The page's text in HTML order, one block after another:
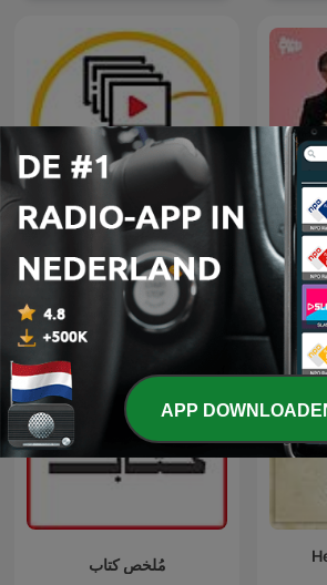
Middagvervolgverhaal
Blok &
مُلخص كتاب
APP